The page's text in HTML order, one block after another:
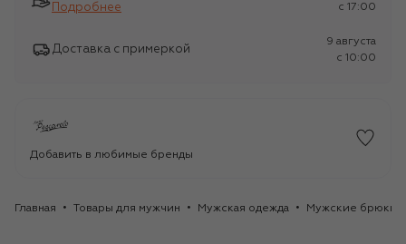
Подробнее
c 17:00
Доставка с примеркой
9 августа
c 10:00
Добавить в любимые бренды
Главная Товары для мужчин Мужская одежда Мужские брюки